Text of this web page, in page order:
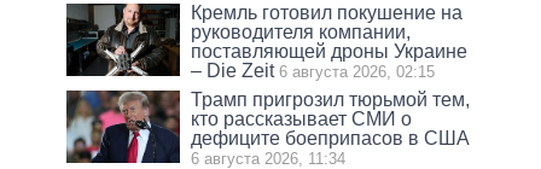
Кремль готовил покушение на
руководителя компании,
поставляющей дроны Украине
– Die Zeit 6 августа 2026, 02:15
Трамп пригрозил тюрьмой тем,
кто рассказывает СМИ о
дефиците боеприпасов в США
6 августа 2026, 11:34